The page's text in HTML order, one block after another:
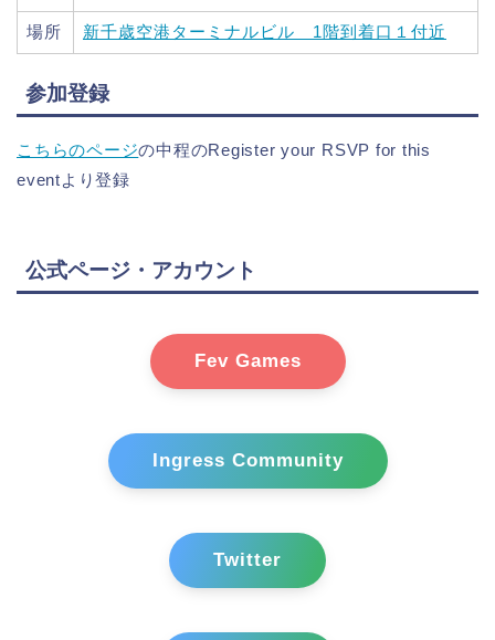
場所 新千歳空港ターミナルビル 1階到着口１付近
参加登録
こちらのページの中程のRegister your RSVP for this
eventより登録
公式ページ・アカウント
Fev Games
Ingress Community
Twitter